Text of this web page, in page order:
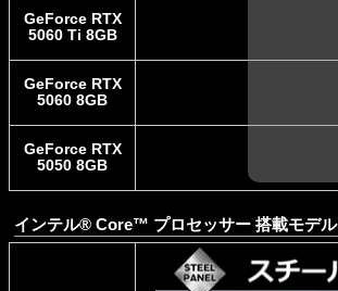
GeForce RTX
5060 Ti 8GB
GeForce RTX
5060 8GB
GeForce RTX
5050 8GB
インテル® Core™ プロセッサー 搭載モデル